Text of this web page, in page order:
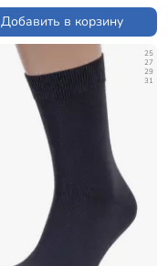
Добавить в корзину
25
27
29
31